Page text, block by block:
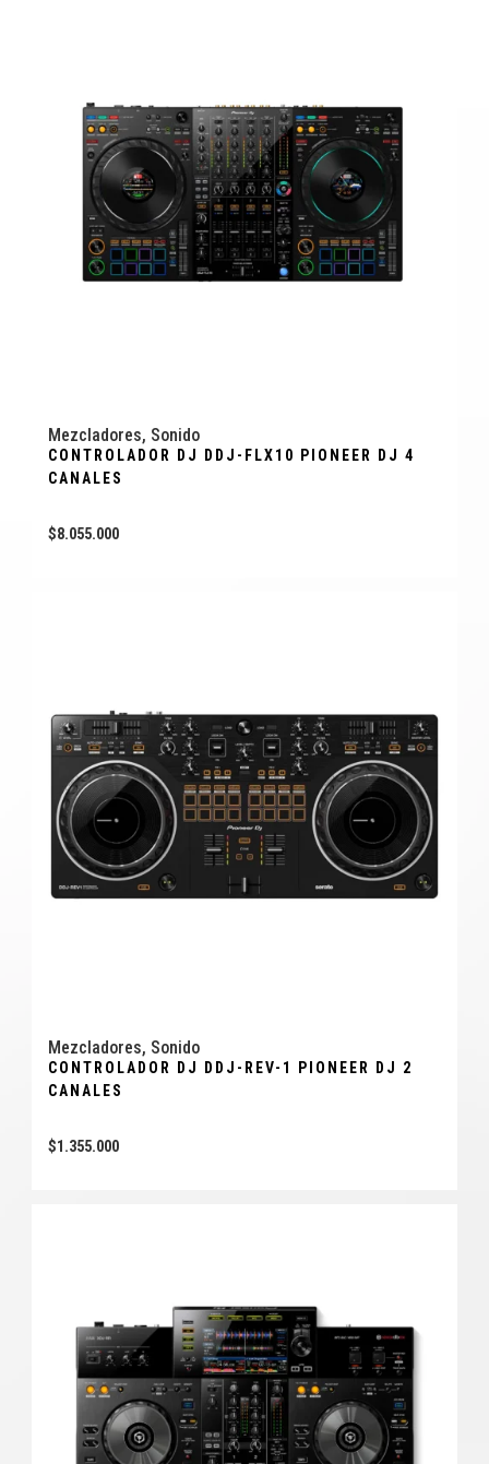
Mezcladores, Sonido
CONTROLADOR DJ DDJ-FLX10 PIONEER DJ 4
CANALES
$8.055.000
Mezcladores, Sonido
CONTROLADOR DJ DDJ-REV-1 PIONEER DJ 2
CANALES
$1.355.000